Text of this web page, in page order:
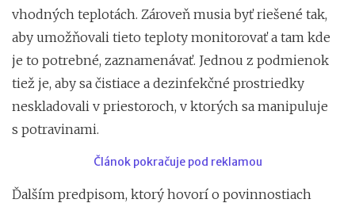
vhodných teplotách. Zároveň musia byť riešené tak,
aby umožňovali tieto teploty monitorovať a tam kde
je to potrebné, zaznamenávať. Jednou z podmienok
tiež je, aby sa čistiace a dezinfekčné prostriedky
neskladovali v priestoroch, v ktorých sa manipuluje
s potravinami.
Článok pokračuje pod reklamou
Ďalším predpisom, ktorý hovorí o povinnostiach